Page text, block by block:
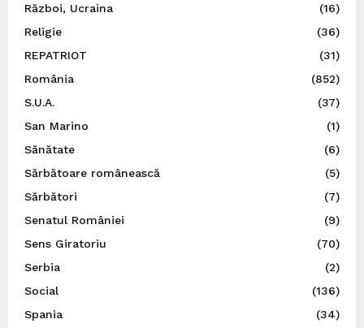
Război, Ucraina
(16)
Religie
(36)
REPATRIOT
(31)
România
(852)
S.U.A.
(37)
San Marino
(1)
Sănătate
(6)
Sărbătoare românească
(5)
Sărbători
(7)
Senatul României
(9)
Sens Giratoriu
(70)
Serbia
(2)
Social
(136)
Spania
(34)